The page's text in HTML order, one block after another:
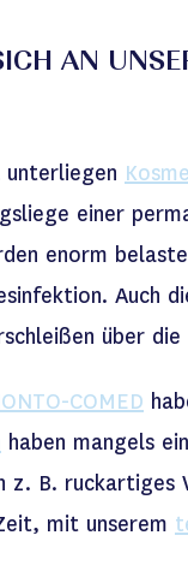
AN
einer
enorm
Auch
über
COMED
haben mangels
z. B.
mit unserem